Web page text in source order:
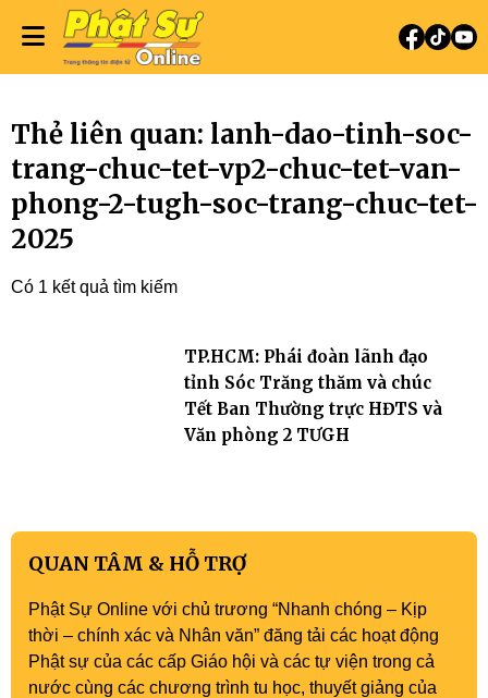
Thẻ liên quan: lanh-dao-tinh-soc-
trang-chuc-tet-vp2-chuc-tet-van-
phong-2-tugh-soc-trang-chuc-tet-
2025
Có 1 kết quả tìm kiếm
TP.HCM: Phái đoàn lãnh đạo
tỉnh Sóc Trăng thăm và chúc
Tết Ban Thường trực HĐTS và
Văn phòng 2 TƯGH
QUAN TÂM & HỖ TRỢ
Phật Sự Online với chủ trương “Nhanh chóng – Kịp
thời – chính xác và Nhân văn” đăng tải các hoạt động
Phật sự của các cấp Giáo hội và các tự viện trong cả
nước cùng các chương trình tu học, thuyết giảng của